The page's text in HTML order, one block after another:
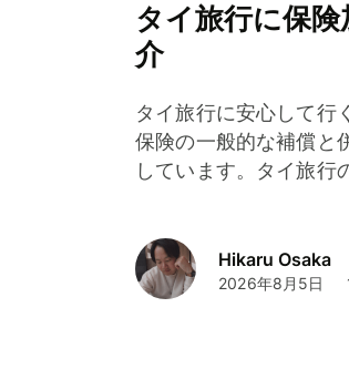
タイ旅行に保
介
タイ旅行に安心して行
保険の一般的な補償と
しています。タイ旅行
Hikaru Osaka
2026年8月5日